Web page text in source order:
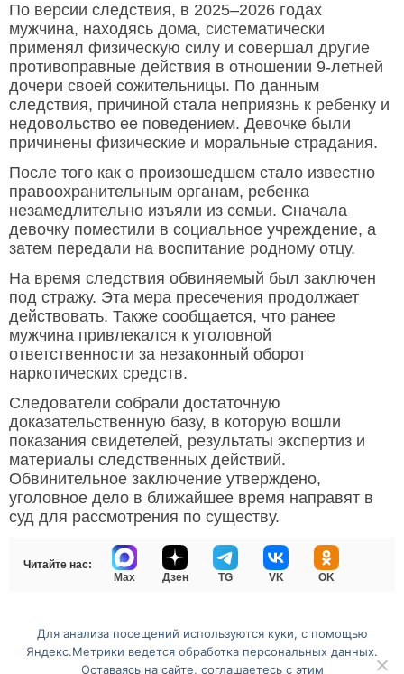
По версии следствия, в 2025–2026 годах
мужчина, находясь дома, систематически
применял физическую силу и совершал другие
противоправные действия в отношении 9-летней
дочери своей сожительницы. По данным
следствия, причиной стала неприязнь к ребенку и
недовольство ее поведением. Девочке были
причинены физические и моральные страдания.
После того как о произошедшем стало известно
правоохранительным органам, ребенка
незамедлительно изъяли из семьи. Сначала
девочку поместили в социальное учреждение, а
затем передали на воспитание родному отцу.
На время следствия обвиняемый был заключен
под стражу. Эта мера пресечения продолжает
действовать. Также сообщается, что ранее
мужчина привлекался к уголовной
ответственности за незаконный оборот
наркотических средств.
Следователи собрали достаточную
доказательственную базу, в которую вошли
показания свидетелей, результаты экспертиз и
материалы следственных действий.
Обвинительное заключение утверждено,
уголовное дело в ближайшее время направят в
суд для рассмотрения по существу.
Читайте нас:
Max
Дзен TG VK OK
Перейти на полную версию сайта
Для анализа посещений используются куки, с помощью
Яндекс.Метрики ведется обработка персональных данных.
Оставаясь на сайте, соглашаетесь с этим